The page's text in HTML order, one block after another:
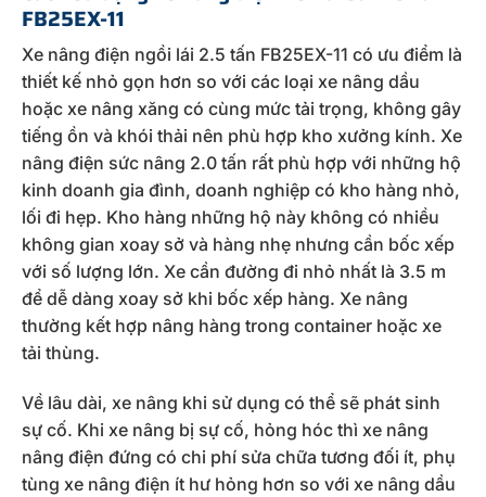
FB25EX-11
Xe nâng điện ngồi lái 2.5 tấn FB25EX-11 có ưu điểm là
thiết kế nhỏ gọn hơn so với các loại xe nâng dầu
hoặc xe nâng xăng có cùng mức tải trọng, không gây
tiếng ồn và khói thải nên phù hợp kho xưởng kính. Xe
nâng điện sức nâng 2.0 tấn rất phù hợp với những hộ
kinh doanh gia đình, doanh nghiệp có kho hàng nhỏ,
lối đi hẹp. Kho hàng những hộ này không có nhiều
không gian xoay sở và hàng nhẹ nhưng cần bốc xếp
với số lượng lớn. Xe cần đường đi nhỏ nhất là 3.5 m
để dễ dàng xoay sở khi bốc xếp hàng. Xe nâng
thường kết hợp nâng hàng trong container hoặc xe
tải thùng.
Về lâu dài, xe nâng khi sử dụng có thể sẽ phát sinh
sự cố. Khi xe nâng bị sự cố, hỏng hóc thì xe nâng
nâng điện đứng có chi phí sửa chữa tương đối ít, phụ
tùng xe nâng điện ít hư hỏng hơn so với xe nâng dầu